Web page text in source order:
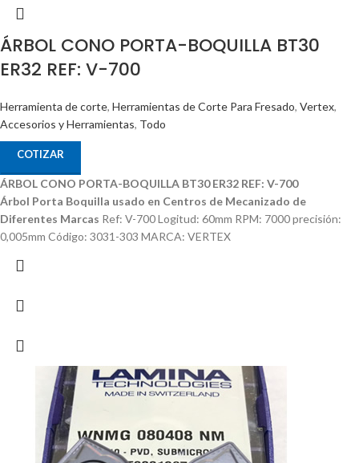
ÁRBOL CONO PORTA-BOQUILLA BT30
ER32 REF: V-700
Herramienta de corte, Herramientas de Corte Para Fresado, Vertex,
Accesorios y Herramientas, Todo
COTIZAR
ÁRBOL CONO PORTA-BOQUILLA BT30 ER32 REF: V-700
Árbol Porta Boquilla usado en Centros de Mecanizado de
Diferentes Marcas Ref: V-700 Logitud: 60mm RPM: 7000 precisión:
0,005mm Código: 3031-303 MARCA: VERTEX